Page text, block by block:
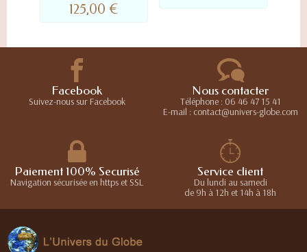
125,00 €
Facebook
Suivez-nous sur Facebook
Nous contacter
Téléphone : 06 46 47 15 41
E-mail : contact@univers-globe.com
Paiement 100% Securisé
Navigation sécurisée en https et SSL
Service client
Du lundi au samedi
de 9h à 12h et 14h à 18h